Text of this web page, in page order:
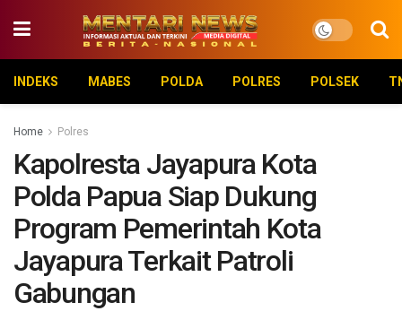
INDEKS MABES POLDA POLRES POLSEK
Home Polres
Kapolresta Jayapura Kota
Polda Papua Siap Dukung
Program Pemerintah Kota
Jayapura Terkait Patroli
Gabungan